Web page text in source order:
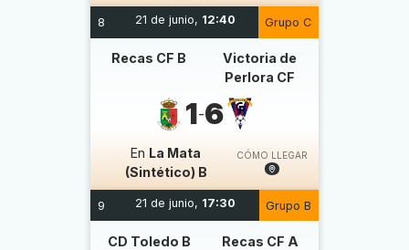
8 21 de junio, 12:40 Grupo C
Recas CF B
Victoria de
Perlora CF
1-6
En La Mata
(Sintético) B
CÓMO LLEGAR
9 21 de junio, 17:30 Grupo B
CD Toledo B Recas CF A